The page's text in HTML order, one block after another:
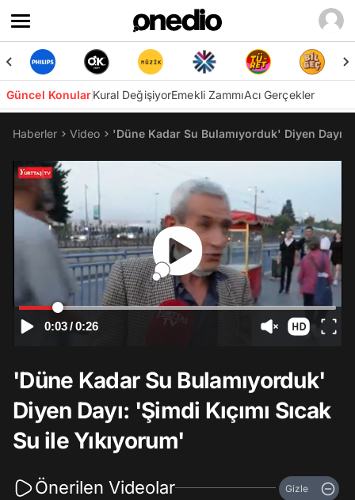
Güncel KonularKural DeğişiyorEmekli ZammıAcı Gerçekler
Haberler Video 'Düne Kadar Su Bulamıyorduk' Diyen Dayı:
0:03/0:26
'Düne Kadar Su Bulamıyorduk'
Diyen Dayı: 'Şimdi Kıçımı Sıcak
Su ile Yıkıyorum'
Önerilen Videolar Gizle